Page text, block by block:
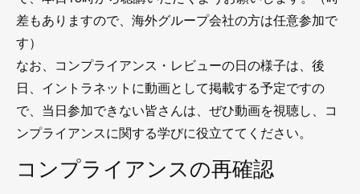
差もありますので、海外グループ会社の方は任意参加で
す）
なお、コンプライアンス・レビューの日の様子は、後
日、イントラネットに動画として掲載する予定ですの
で、当日参加できない皆さんは、ぜひ動画を視聴し、コ
ンプライアンスに関する学びに役立ててください。
コンプライアンスの再確認